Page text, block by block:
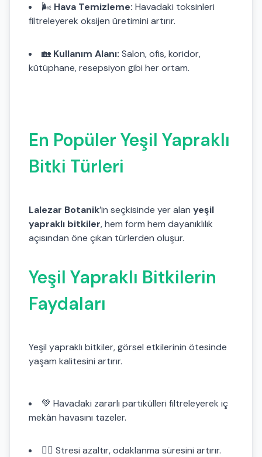
🌬️ Hava Temizleme: Havadaki toksinleri
filtreleyerek oksijen üretimini artırır.
🏡 Kullanım Alanı: Salon, ofis, koridor,
kütüphane, resepsiyon gibi her ortam.
En Popüler Yeşil Yapraklı
Bitki Türleri
Lalezar Botanik’in seçkisinde yer alan yeşil
yapraklı bitkiler, hem form hem dayanıklılık
açısından öne çıkan türlerden oluşur.
Yeşil Yapraklı Bitkilerin
Faydaları
Yeşil yapraklı bitkiler, görsel etkilerinin ötesinde
yaşam kalitesini artırır.
💚 Havadaki zararlı partikülleri filtreleyerek iç
mekân havasını tazeler.
🧘‍♀️ Stresi azaltır, odaklanma süresini artırır.